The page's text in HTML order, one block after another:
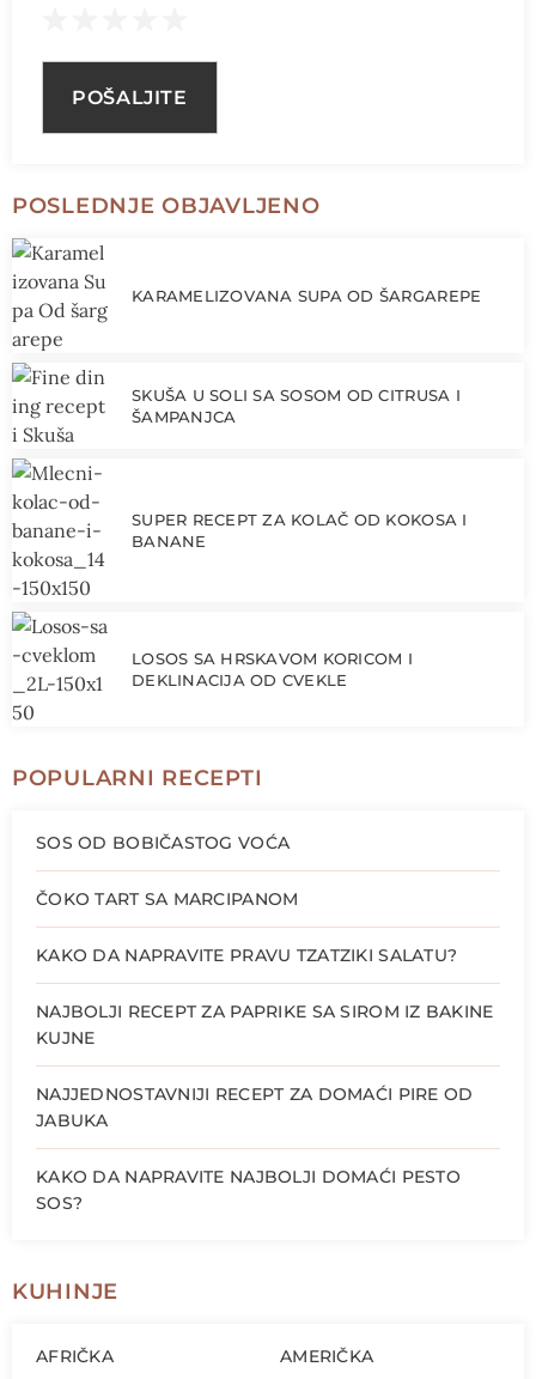
POSLEDNJE OBJAVLJENO
KARAMELIZOVANA SUPA OD ŠARGAREPE
SKUŠA U SOLI SA SOSOM OD CITRUSA I
ŠAMPANJCA
SUPER RECEPT ZA KOLAČ OD KOKOSA I
BANANE
LOSOS SA HRSKAVOM KORICOM I
DEKLINACIJA OD CVEKLE
POPULARNI RECEPTI
SOS OD BOBIČASTOG VOĆA
ČOKO TART SA MARCIPANOM
KAKO DA NAPRAVITE PRAVU TZATZIKI SALATU?
NAJBOLJI RECEPT ZA PAPRIKE SA SIROM IZ BAKINE
KUJNE
NAJJEDNOSTAVNIJI RECEPT ZA DOMAĆI PIRE OD
JABUKA
KAKO DA NAPRAVITE NAJBOLJI DOMAĆI PESTO
SOS?
KUHINJE
AFRIČKA AMERIČKA